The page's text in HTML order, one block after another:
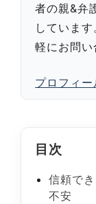
者の親&弁
していま
軽にお問い
プロフィー
目次
信頼で
不安